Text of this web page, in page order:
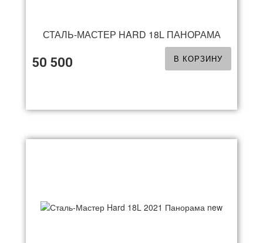
СТАЛЬ-МАСТЕР HARD 18L ПАНОРАМА
50 500 В КОРЗИНУ